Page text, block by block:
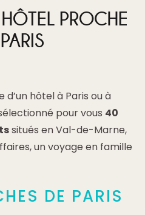
PROCHE
hôtel à Paris ou à
pour vous 40
situés en Val-de-Marne,
un voyage en famille
DE PARIS